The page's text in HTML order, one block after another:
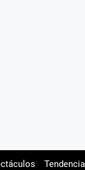
Tendencia